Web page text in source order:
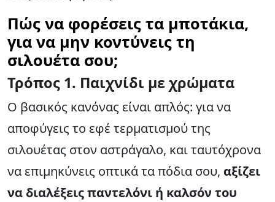
Πώς να φορέσεις τα μποτάκια,
για να μην κοντύνεις τη
σιλουέτα σου;
Τρόπος 1. Παιχνίδι με χρώματα
Ο βασικός κανόνας είναι απλός: για να
αποφύγεις το εφέ τερματισμού της
σιλουέτας στον αστράγαλο, και ταυτόχρονα
να επιμηκύνεις οπτικά τα πόδια σου, αξίζει
να διαλέξεις παντελόνι ή καλσόν του